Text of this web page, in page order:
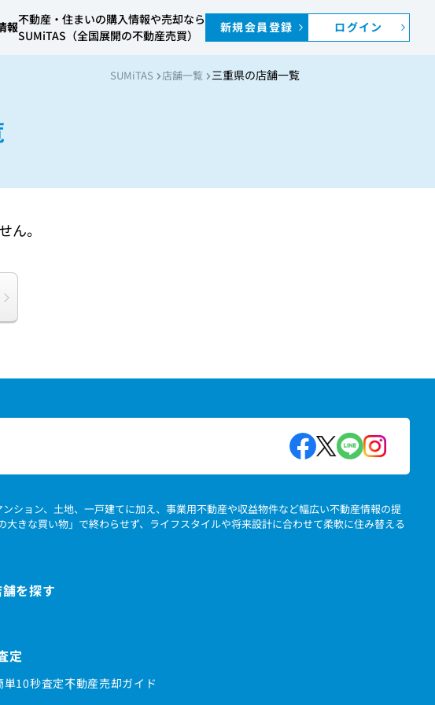
報
不動産・住まいの購入情報や売却なら
SUMiTAS（全国展開の不動産売買）
新規会員登録 ログイン
SUMiTAS 店舗一覧 三重県の店舗一覧
ん。
ション、土地、一戸建てに加え、事業用不動産や収益物件など幅広い不動産情報の提
きな買い物」で終わらせず、ライフスタイルや将来設計に合わせて柔軟に住み替える
を探す
定
単10秒査定不動産売却ガイド